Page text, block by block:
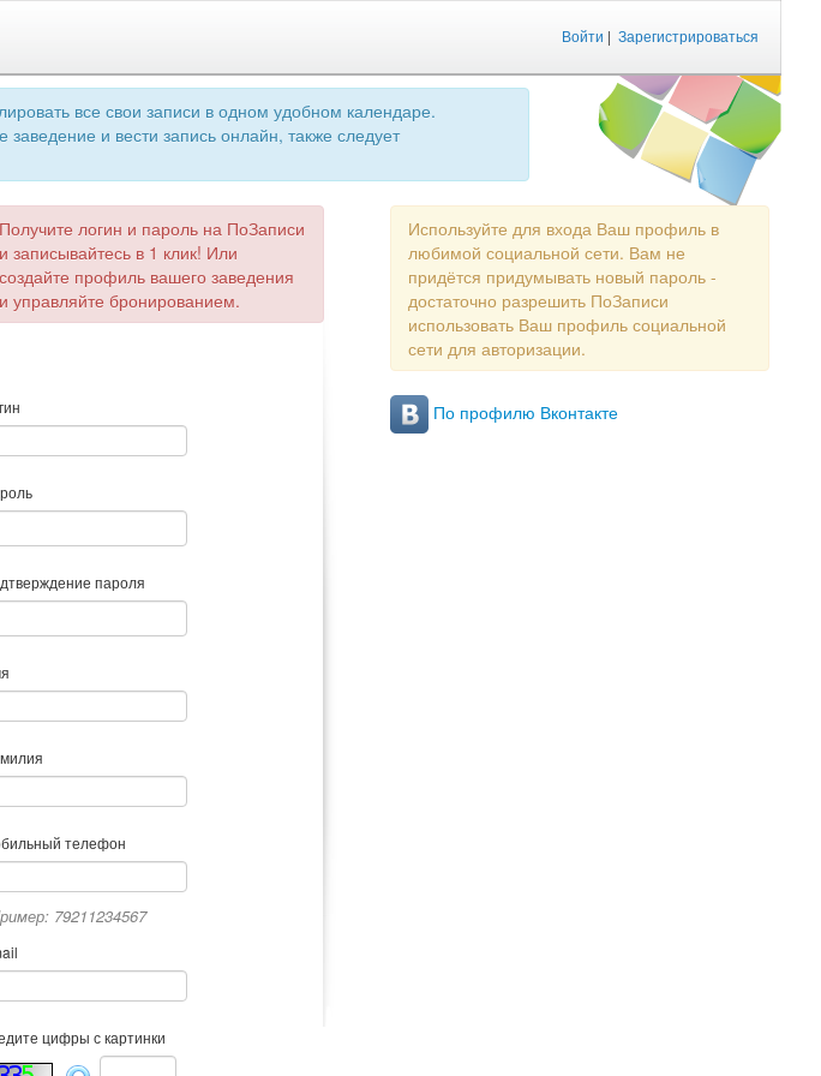
Войти | Зарегистрироваться
все свои записи в одном удобном календаре.
и вести запись онлайн, также следует
Получите логин и пароль на ПоЗаписи
и записывайтесь в 1 клик! Или
создайте профиль вашего заведения
и управляйте бронированием.
пароля
телефон
79211234567
цифры с картинки
Используйте для входа Ваш профиль в
любимой социальной сети. Вам не
придётся придумывать новый пароль -
достаточно разрешить ПоЗаписи
использовать Ваш профиль социальной
сети для авторизации.
По профилю Вконтакте